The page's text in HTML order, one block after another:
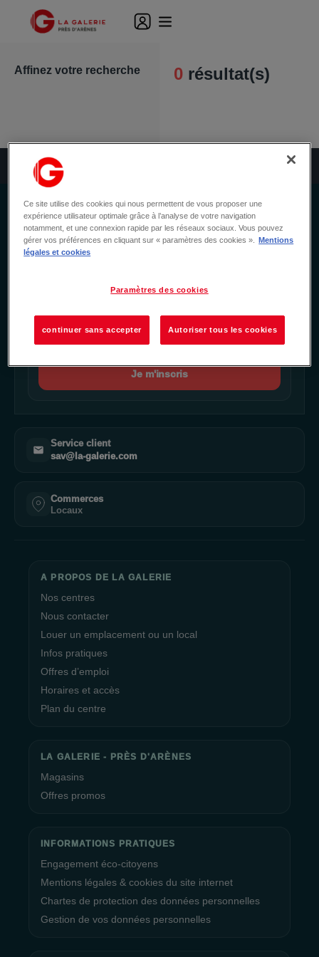
Affinez votre recherche 0 résultat(s)
NEWSLETTER
Ne manquez rien de notre actualité
offre promo & actualité.
Je m'inscris
Service client
sav@la-galerie.com
Commerces
Locaux
A PROPOS DE LA GALERIE
Nos centres
Nous contacter
Louer un emplacement ou un local
Infos pratiques
Offres d’emploi
Horaires et accès
Plan du centre
LA GALERIE - PRÈS D'ARÈNES
Magasins
Offres promos
INFORMATIONS PRATIQUES
Engagement éco-citoyens
Mentions légales & cookies du site internet
Chartes de protection des données personnelles
Gestion de vos données personnelles
Ce site utilise des cookies qui nous permettent de vous proposer une
expérience utilisateur optimale grâce à l’analyse de votre navigation
notamment, et une connexion rapide par les réseaux sociaux. Vous pouvez
gérer vos préférences en cliquant sur « paramètres des cookies ».
Mentions
légales et cookies
Paramètres des cookies
continuer sans accepter Autoriser tous les cookies